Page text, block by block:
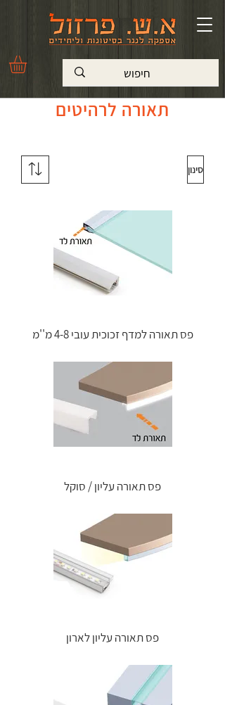
תאורה לרהיטים
סינון
פס תאורה למדף זכוכית עובי 4-8 מ''מ
פס תאורה עליון / סוקל
פס תאורה עליון לארון